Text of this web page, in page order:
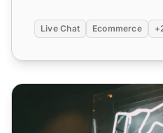
Live Chat Ecommerce
Омниканално обслужване